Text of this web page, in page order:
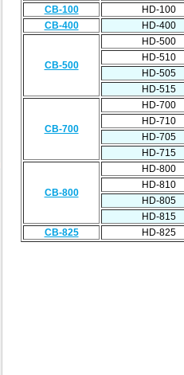
CB-100
HD-100
CB-400
HD-400
CB-500
HD-500
HD-510
HD-505
HD-515
CB-700
HD-700
HD-710
HD-705
HD-715
CB-800
HD-800
HD-810
HD-805
HD-815
CB-825
HD-825